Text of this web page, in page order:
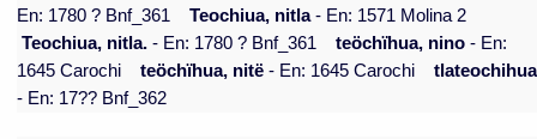
En: 1780 ? Bnf_361
Teochiua, nitla- En: 1571 Molina 2
Teochiua, nitla. - En: 1780 ? Bnf_361 teöchïhua, nino - En:
1645 Carochi
teöchïhua, nitë - En: 1645 Carochi
tlateochihua
- En: 17?? Bnf_362